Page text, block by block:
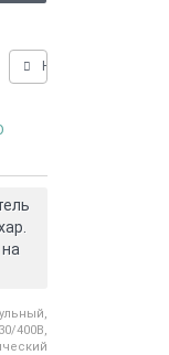
Нашли дешевле?
400В,